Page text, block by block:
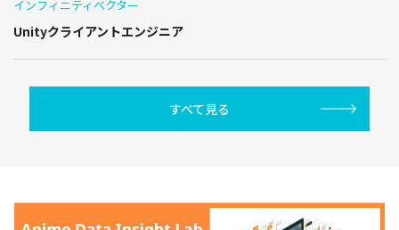
インフィニティベクター
Unityクライアントエンジニア
すべて見る